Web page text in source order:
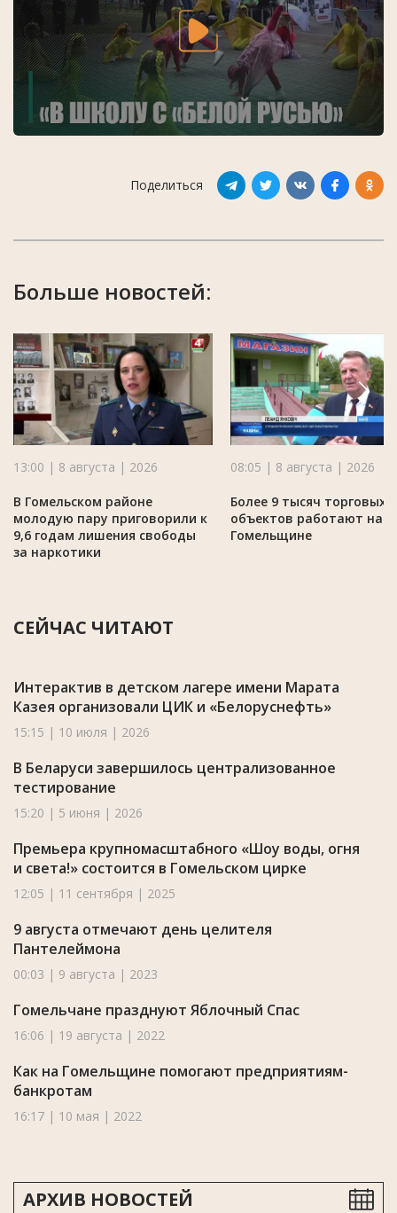
Поделиться
Больше новостей:
13:00 | 8 августа | 2026
В Гомельском районе
молодую пару приговорили к
9,6 годам лишения свободы
за наркотики
08:05 | 8 августа | 2026
Более 9 тысяч торговых
объектов работают на
Гомельщине
СЕЙЧАС ЧИТАЮТ
Интерактив в детском лагере имени Марата
Казея организовали ЦИК и «Белоруснефть»
15:15 | 10 июля | 2026
В Беларуси завершилось централизованное
тестирование
15:20 | 5 июня | 2026
Премьера крупномасштабного «Шоу воды, огня
и света!» состоится в Гомельском цирке
12:05 | 11 сентября | 2025
9 августа отмечают день целителя
Пантелеймона
00:03 | 9 августа | 2023
Гомельчане празднуют Яблочный Спас
16:06 | 19 августа | 2022
Как на Гомельщине помогают предприятиям-
банкротам
16:17 | 10 мая | 2022
АРХИВ НОВОСТЕЙ